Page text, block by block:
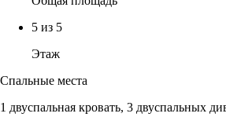
5 из 5
Этаж
Спальные места
1 двуспальная кровать, 3 двуспальных